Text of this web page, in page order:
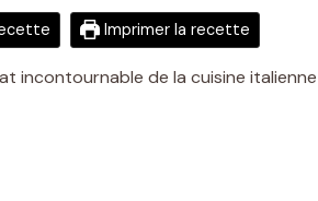
Imprimer la recette
incontournable de la cuisine